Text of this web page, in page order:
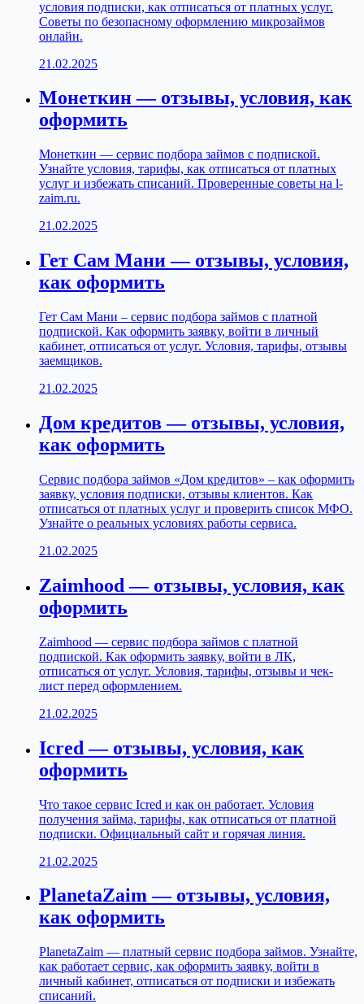
условия подписки, как отписаться от платных услуг.
Советы по безопасному оформлению микрозаймов
онлайн.
21.02.2025
Монеткин — отзывы, условия, как
оформить
Монеткин — сервис подбора займов с подпиской.
Узнайте условия, тарифы, как отписаться от платных
услуг и избежать списаний. Проверенные советы на l-
zaim.ru.
21.02.2025
Гет Сам Мани — отзывы, условия,
как оформить
Гет Сам Мани – сервис подбора займов с платной
подпиской. Как оформить заявку, войти в личный
кабинет, отписаться от услуг. Условия, тарифы, отзывы
заемщиков.
21.02.2025
Дом кредитов — отзывы, условия,
как оформить
Сервис подбора займов «Дом кредитов» – как оформить
заявку, условия подписки, отзывы клиентов. Как
отписаться от платных услуг и проверить список МФО.
Узнайте о реальных условиях работы сервиса.
21.02.2025
Zaimhood — отзывы, условия, как
оформить
Zaimhood — сервис подбора займов с платной
подпиской. Как оформить заявку, войти в ЛК,
отписаться от услуг. Условия, тарифы, отзывы и чек-
лист перед оформлением.
21.02.2025
Icred — отзывы, условия, как
оформить
Что такое сервис Icred и как он работает. Условия
получения займа, тарифы, как отписаться от платной
подписки. Официальный сайт и горячая линия.
21.02.2025
PlanetaZaim — отзывы, условия,
как оформить
PlanetaZaim — платный сервис подбора займов. Узнайте,
как работает сервис, как оформить заявку, войти в
личный кабинет, отписаться от подписки и избежать
списаний.